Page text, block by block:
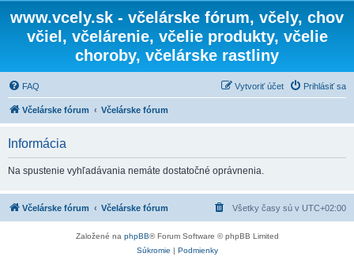
www.vcely.sk - včelárske fórum, včely, chov
včiel, včelárenie, včelie produkty, včelie
choroby, včelárske rastliny
FAQ Prihlásiť sa
Vytvoriť účet
Včelárske fórum Včelárske fórum
Informácia
Na spustenie vyhľadávania nemáte dostatočné oprávnenia.
Včelárske fórum Včelárske fórum Všetky časy sú v UTC+02:00
Založené na phpBB® Forum Software © phpBB Limited
Súkromie | Podmienky